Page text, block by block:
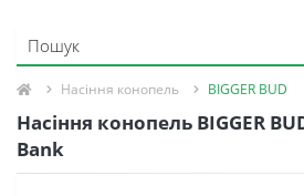
Насіння конопель BIGGER BUD
Насіння конопель BIGGER
Bank